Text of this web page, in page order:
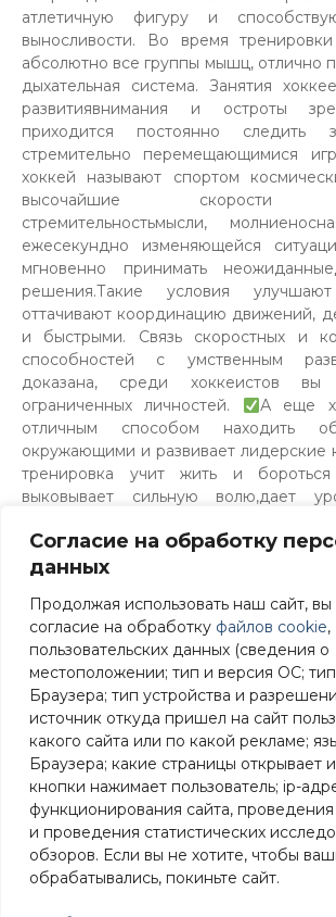
Согласие на обработку
данных
Продолжая использовать наш сайт, вы
согласие на обработку файлов cookie,
пользовательских данных (сведения о
местоположении; тип и версия ОС;
Браузера; тип устройства и
источник откуда пришел на сайт
какого сайта или по какой рекламе;
Браузера; какие страницы открывает
кнопки нажимает пользователь; ip-
функционирования сайта, проведения
и проведения статистических
обзоров. Если вы не хотите, чтобы
обрабатывались, покиньте сайт.
атлетичную фигуру и
выносливости. Во время тренировки
абсолютно все группы мышц, отлично
дыхательная система. Занятия
развитиявнимания и остроты
приходится постоянно
стремительно перемещающимися
хоккей называют спортом
высочайшие скорости
стремительностьмысли,
ежесекундно изменяющейся
мгновенно принимать
решения.Такие условия
оттачивают координацию движений,
и быстрыми. Связь скоростных и
способностей с умственным
доказана, среди хоккеистов вы
ограниченных личностей.
А еще
отличным способом находить
окружающими и развивает лидерские
тренировка учит жить и
выковывает сильную волю,дает
развитым человеком!
Сайт разработан в соответствии
с требованиями Постановления
582 от 11.12.2018
Требования к структуре официального
образовательной организации в ИТС
и формату представления на нем
утверждены Приказом Рособрнадзора
№831